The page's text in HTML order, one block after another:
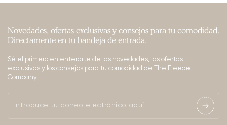
Novedades, ofertas exclusivas y consejos para tu comodidad.
Directamente en tu bandeja de entrada.
Sé el primero en enterarte de las novedades, las ofertas
exclusivas y los consejos para tu comodidad de The Fleece
Company.
Introduce